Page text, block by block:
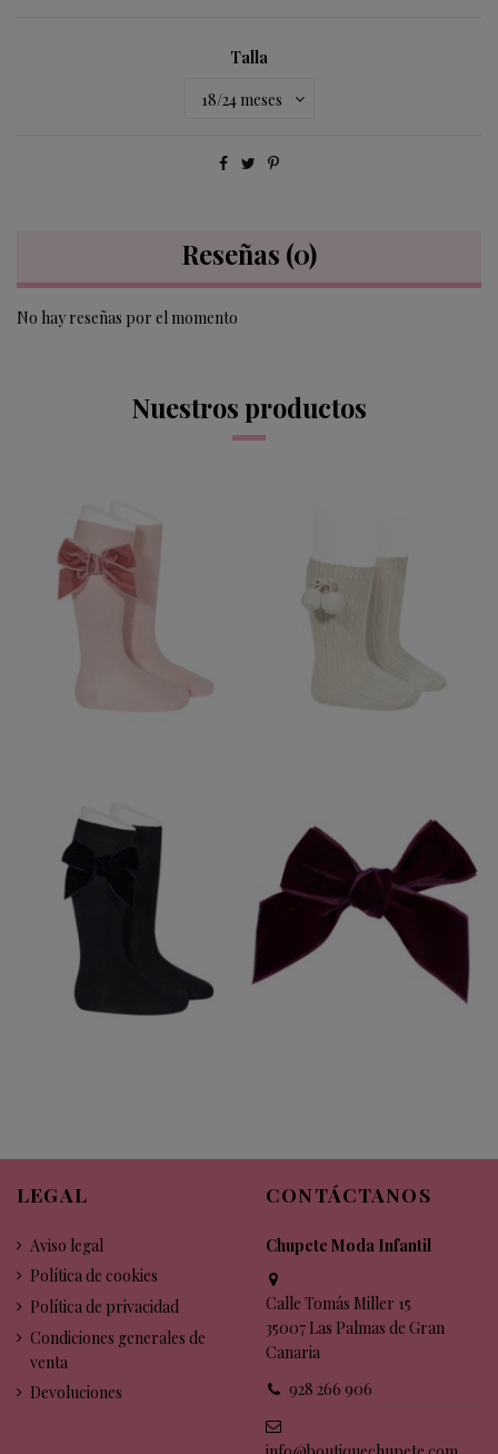
Talla
Reseñas (0)
No hay reseñas por el momento
Nuestros productos
CALCETIN ALTO
CONDOR LAZO
TERCIOPELO ROSA
14,95 €
LEGAL
Aviso legal
Política de cookies
Política de privacidad
Condiciones generales de
venta
Devoluciones
CONTÁCTANOS
Chupete Moda Infantil
Calle Tomás Miller 15
35007 Las Palmas de Gran
Canaria
928 266 906